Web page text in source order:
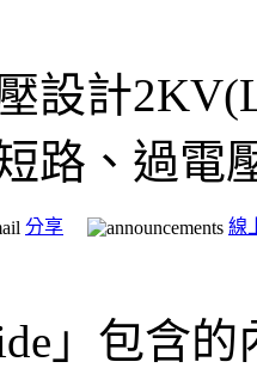
設計
路、過電
分享 線
」包含